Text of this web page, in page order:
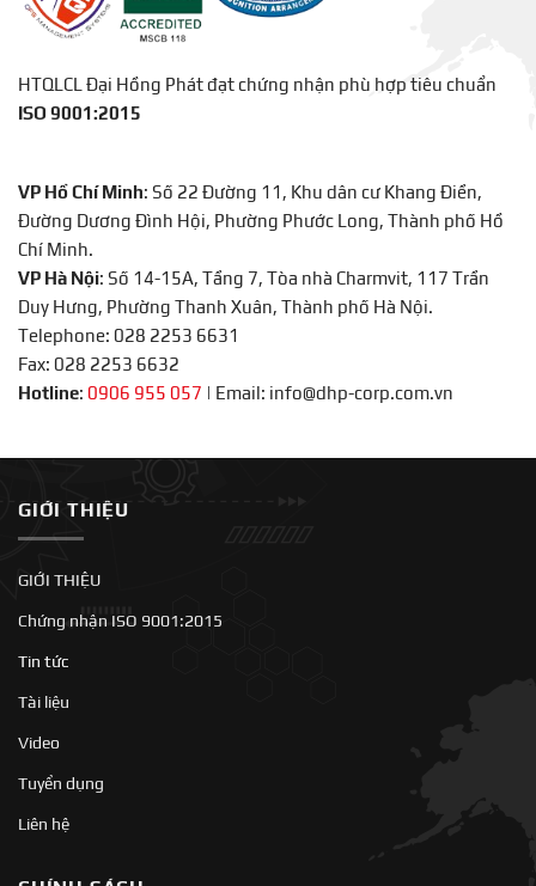
HTQLCL Đại Hồng Phát đạt chứng nhận phù hợp tiêu chuẩn
ISO 9001:2015
VP Hồ Chí Minh: Số 22 Đường 11, Khu dân cư Khang Điền,
Đường Dương Đình Hội, Phường Phước Long, Thành phố Hồ
Chí Minh.
VP Hà Nội: Số 14-15A, Tầng 7, Tòa nhà Charmvit, 117 Trần
Duy Hưng, Phường Thanh Xuân, Thành phố Hà Nội.
Telephone: 028 2253 6631
Fax: 028 2253 6632
Hotline: 0906 955 057 | Email: info@dhp-corp.com.vn
GIỚI THIỆU
GIỚI THIỆU
Chứng nhận ISO 9001:2015
Tin tức
Tài liệu
Video
Tuyển dụng
Liên hệ